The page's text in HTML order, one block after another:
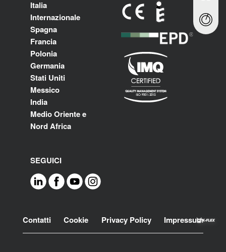
Italia
Internazionale
Spagna
Francia
Polonia
Germania
Stati Uniti
Messico
India
Medio Oriente e
Nord Africa
SEGUICI
Footer
Contatti Cookie Privacy Policy Impressum